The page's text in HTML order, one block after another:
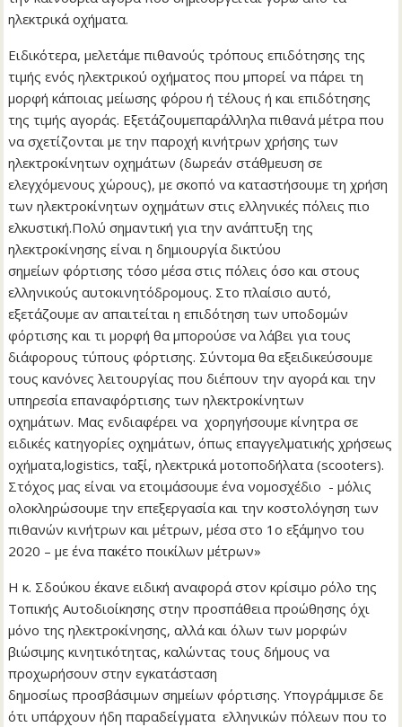
ηλεκτρικά οχήματα.
Ειδικότερα, μελετάμε πιθανούς τρόπους επιδότησης της
τιμής ενός ηλεκτρικού οχήματος που μπορεί να πάρει τη
μορφή κάποιας μείωσης φόρου ή τέλους ή και επιδότησης
της τιμής αγοράς. Eξετάζουμεπαράλληλα πιθανά μέτρα που
να σχετίζονται με την παροχή κινήτρων χρήσης των
ηλεκτροκίνητων οχημάτων (δωρεάν στάθμευση σε
ελεγχόμενους χώρους), με σκοπό να καταστήσουμε τη χρήση
των ηλεκτροκίνητων οχημάτων στις ελληνικές πόλεις πιο
ελκυστική.Πολύ σημαντική για την ανάπτυξη της
ηλεκτροκίνησης είναι η δημιουργία δικτύου
σημείων φόρτισης τόσο μέσα στις πόλεις όσο και στους
ελληνικούς αυτοκινητόδρομους. Στο πλαίσιο αυτό,
εξετάζουμε αν απαιτείται η επιδότηση των υποδομών
φόρτισης και τι μορφή θα μπορούσε να λάβει για τους
διάφορους τύπους φόρτισης. Σύντομα θα εξειδικεύσουμε
τους κανόνες λειτουργίας που διέπουν την αγορά και την
υπηρεσία επαναφόρτισης των ηλεκτροκίνητων
οχημάτων. Μας ενδιαφέρει να χορηγήσουμε κίνητρα σε
ειδικές κατηγορίες οχημάτων, όπως επαγγελματικής χρήσεως
οχήματα,logistics, ταξί, ηλεκτρικά μοτοποδήλατα (scooters).
Στόχος μας είναι να ετοιμάσουμε ένα νομοσχέδιο - μόλις
ολοκληρώσουμε την επεξεργασία και την κοστολόγηση των
πιθανών κινήτρων και μέτρων, μέσα στο 1ο εξάμηνο του
2020 – με ένα πακέτο ποικίλων μέτρων»
Η κ. Σδούκου έκανε ειδική αναφορά στον κρίσιμο ρόλο της
Τοπικής Αυτοδιοίκησης στην προσπάθεια προώθησης όχι
μόνο της ηλεκτροκίνησης, αλλά και όλων των μορφών
βιώσιμης κινητικότητας, καλώντας τους δήμους να
προχωρήσουν στην εγκατάσταση
δημοσίως προσβάσιμων σημείων φόρτισης. Υπογράμμισε δε
ότι υπάρχουν ήδη παραδείγματα ελληνικών πόλεων που το